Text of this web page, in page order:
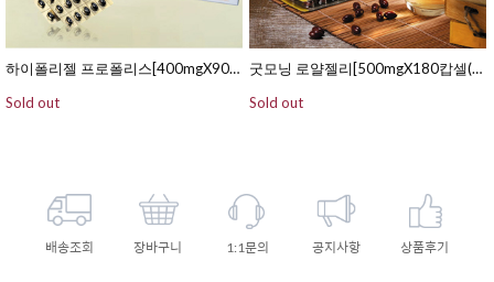
하이폴리젤 프로폴리스[400mgX90캅셀(연질캅셀/15일분)]
Sold out
굿모닝 로얄젤리[500mgX180캅셀(연질캅셀/60일분)]
Sold out
배송조회 장바구니 1:1문의 공지사항 상품후기